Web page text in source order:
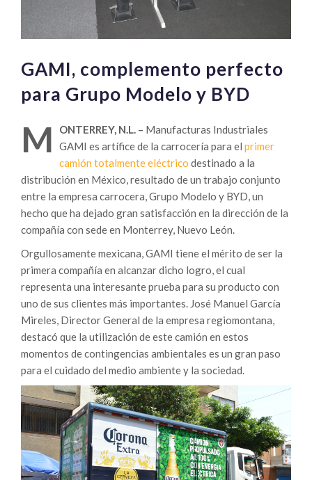
GAMI, complemento perfecto
para Grupo Modelo y BYD
M ONTERREY, N.L. – Manufacturas Industriales
GAMI es artífice de la carrocería para el primer
camión totalmente eléctrico destinado a la
distribución en México, resultado de un trabajo conjunto
entre la empresa carrocera, Grupo Modelo y BYD, un
hecho que ha dejado gran satisfacción en la dirección de la
compañía con sede en Monterrey, Nuevo León.
Orgullosamente mexicana, GAMI tiene el mérito de ser la
primera compañía en alcanzar dicho logro, el cual
representa una interesante prueba para su producto con
uno de sus clientes más importantes. José Manuel García
Mireles, Director General de la empresa regiomontana,
destacó que la utilización de este camión en estos
momentos de contingencias ambientales es un gran paso
para el cuidado del medio ambiente y la sociedad.